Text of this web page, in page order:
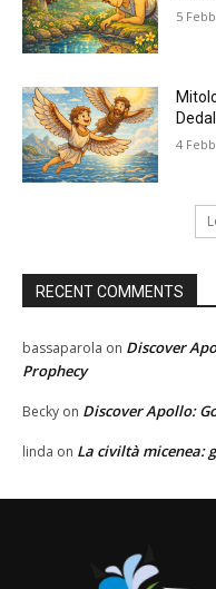
5
4
RECENT COMMENTS
bassaparola on Discover
Prophecy
Becky on Discover Apollo:
linda on La civiltà micenea: